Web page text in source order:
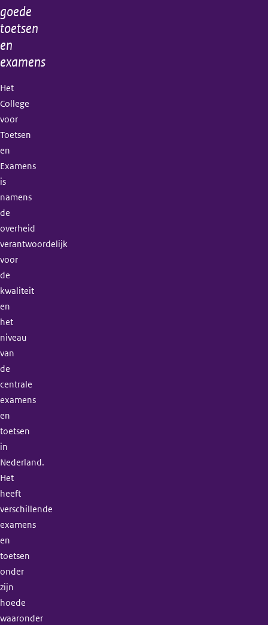
goede
toetsen
en
examens
Het
College
voor
Toetsen
en
Examens
is
namens
de
overheid
verantwoordelijk
voor
de
kwaliteit
en
het
niveau
van
de
centrale
examens
en
toetsen
in
Nederland.
Het
heeft
verschillende
examens
en
toetsen
onder
zijn
hoede
waaronder